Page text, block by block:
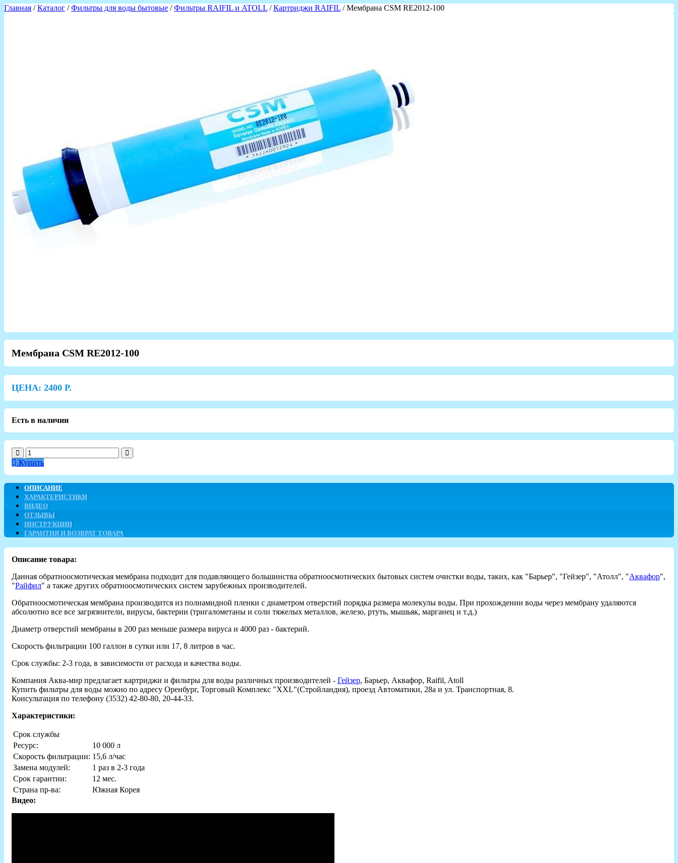
Главная /Каталог /Фильтры для воды бытовые /Фильтры RAIFIL и ATOLL /Картриджи RAIFIL / Мембрана CSM RE2012-100
Мембрана CSM RE2012-100
ЦЕНА: 2400 Р.
Есть в наличии
Купить
ОПИСАНИЕ
ХАРАКТЕРИСТИКИ
ВИДЕО
ОТЗЫВЫ
ИНСТРУКЦИИ
ГАРАНТИЯ И ВОЗВРАТ ТОВАРА
Описание товара:
Данная обратноосмотическая мембрана подходит для подавляющего большинства обратноосмотических бытовых систем очистки воды, таких, как "Барьер", "Гейзер", "Атолл", "Аквафор",
"Райфил" а также других обратноосмотических систем зарубежных производителей.
Обратноосмотическая мембрана производится из полиамидной пленки с диаметром отверстий порядка размера молекулы воды. При прохождении воды через мембрану удаляются
абсолютно все все загрязнители, вирусы, бактерии (тригалометаны и соли тяжелых металлов, железо, ртуть, мышьяк, марганец и т.д.)
Диаметр отверстий мембраны в 200 раз меньше размера вируса и 4000 раз - бактерий.
Скорость фильтрации 100 галлон в сутки или 17, 8 литров в час.
Срок службы: 2-3 года, в зависимости от расхода и качества воды.
Компания Аква-мир предлагает картриджи и фильтры для воды различных производителей - Гейзер, Барьер, Аквафор, Raifil, Atoll
Купить фильтры для воды можно по адресу Оренбург, Торговый Комплекс "XXL"(Стройландия), проезд Автоматики, 28а и ул. Транспортная, 8.
Консультация по телефону (3532) 42-80-80, 20-44-33.
Характеристики:
Срок службы
Ресурс:
10 000 л
Скорость фильтрации: 15,6 л/час
Замена модулей:
1 раз в 2-3 года
Срок гарантии:
12 мес.
Страна пр-ва:
Южная Корея
Видео: